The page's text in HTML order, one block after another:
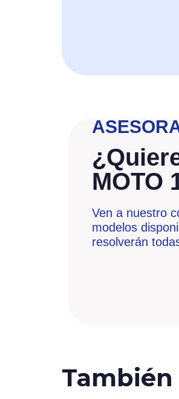
MOTO
Ven a nuestro
modelos
resolverán